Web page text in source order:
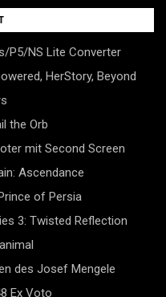
P5/NS Lite Converter
HerStory, Beyond
the Orb
mit Second Screen
Ascendance
of Persia
3: Twisted Reflection
des Josef Mengele
Ex Voto